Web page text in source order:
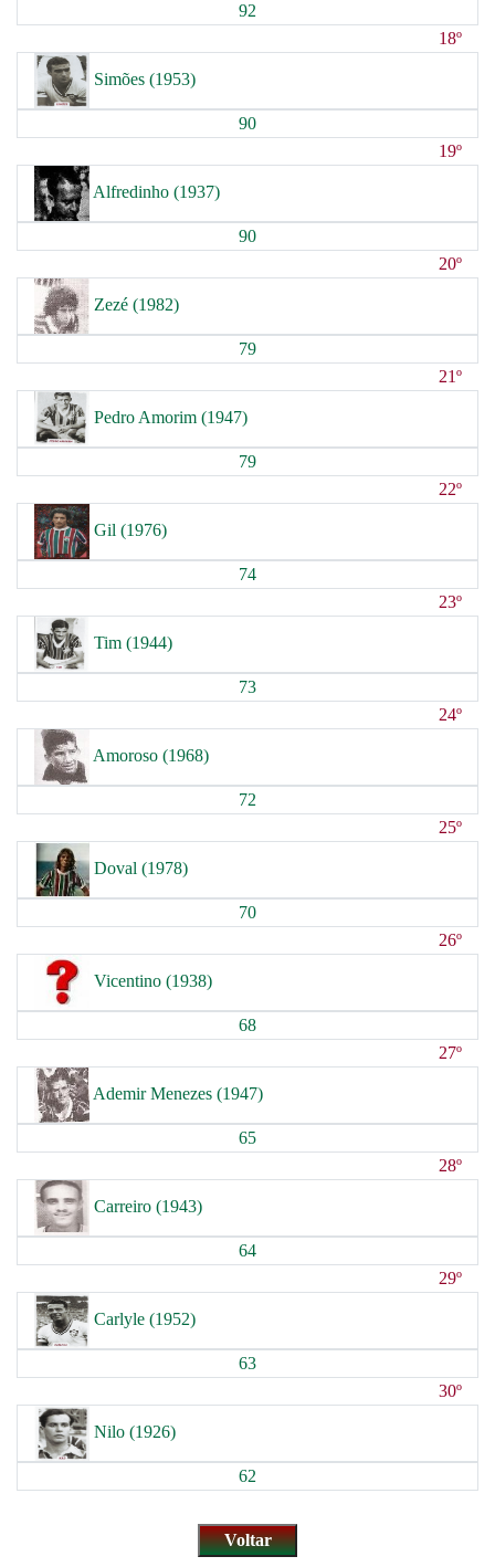
92
18º
Simões (1953)
90
19º
Alfredinho (1937)
90
20º
Zezé (1982)
79
21º
Pedro Amorim (1947)
79
22º
Gil (1976)
74
23º
Tim (1944)
73
24º
Amoroso (1968)
72
25º
Doval (1978)
70
26º
Vicentino (1938)
68
27º
Ademir Menezes (1947)
65
28º
Carreiro (1943)
64
29º
Carlyle (1952)
63
30º
Nilo (1926)
62